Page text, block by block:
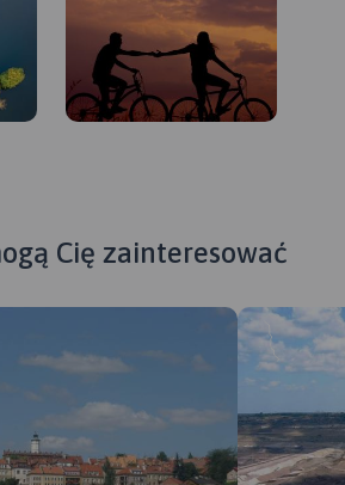
Cię zainteresować